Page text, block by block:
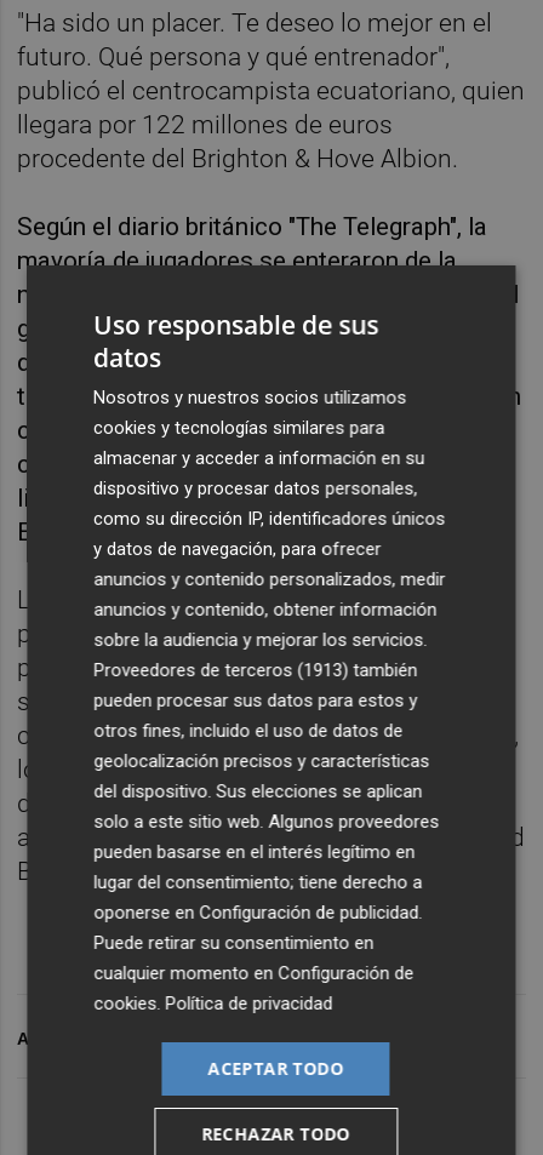
"Ha sido un placer. Te deseo lo mejor en el
futuro. Qué persona y qué entrenador",
publicó el centrocampista ecuatoriano, quien
llegara por 122 millones de euros
procedente del Brighton & Hove Albion.
Según el diario británico "The Telegraph", la
mayoría de jugadores se enteraron de la
noticia del despido de Pochettino a través del
grupo de Whatsapp y muchos de ellos se
quedaron en 'shock' a raíz de la noticia, sobre
todo por los buenos resultados que se habían
cosechado en las últimas semanas, con las
cinco victorias consecutivas para acabar la
liga y sellar la sexta plaza, que da acceso a
Europa la próxima temporada.
La mayoría de los jugadores del Chelsea
pensaron que el buen final de curso serviría
para que Pochettino continuara en su
segundo año de contrato, pero una reunión
celebrada el lunes entre el técnico argentino,
los dirigentes del Chelsea y la dirección
deportiva precipitó su salida menos de un
año después de su contratación en Stamford
Bridge.
ARCHIVADO EN MAURICIO POCHETTINO
Uso responsable de sus
datos
Nosotros y nuestros socios utilizamos
cookies y tecnologías similares para
almacenar y acceder a información en su
dispositivo y procesar datos personales,
como su dirección IP, identificadores únicos
y datos de navegación, para ofrecer
anuncios y contenido personalizados, medir
anuncios y contenido, obtener información
sobre la audiencia y mejorar los servicios.
Proveedores de terceros (1913) también
pueden procesar sus datos para estos y
otros fines, incluido el uso de datos de
geolocalización precisos y características
del dispositivo. Sus elecciones se aplican
solo a este sitio web. Algunos proveedores
pueden basarse en el interés legítimo en
lugar del consentimiento; tiene derecho a
oponerse enConfiguración de publicidad.
Puede retirar su consentimiento en
cualquier momento enConfiguración de
cookies.Política de privacidad
ACEPTAR TODO
RECHAZAR TODO